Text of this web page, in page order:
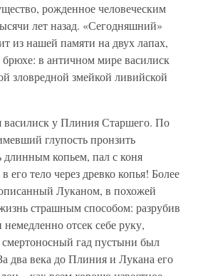
рожденное человеческим
лет назад. «Сегодняшний»
из нашей памяти на двух лапах,
брюхе: в античном мире василиск
зловредной змейкой ливийской
василиск у Плиния Старшего. По
глупость пронзить
длинным копьем, пал с коня
его тело через древко копья! Более
Луканом, в похожей
страшным способом: разрубив
отсек себе руку,
гад пустыни был
два века до Плиния и Лукана его